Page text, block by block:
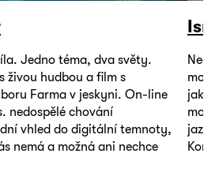
Jedno téma, dva světy.
živou hudbou a film s
Farma v jeskyni. On-line
nedospělé chování
vhled do digitální temnoty,
nemá a možná ani nechce
jako